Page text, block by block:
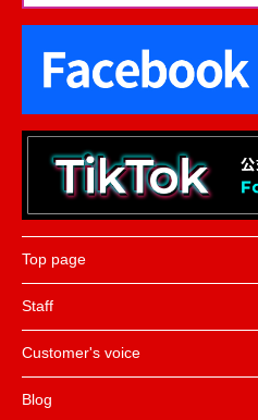
Top page
Staff
Customer's voice
Blog